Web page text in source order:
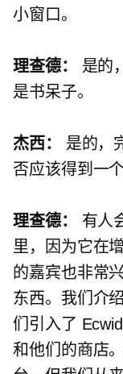
小窗口。
理查德： 是的
是书呆子。
杰西：
是的，
否应该得到一
理查德：
有人
里，因为它在
的嘉宾也非常
东西。我们介
们引入了
和他们的商店